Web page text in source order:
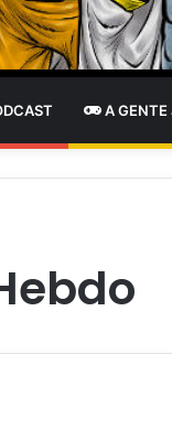
A GENTE